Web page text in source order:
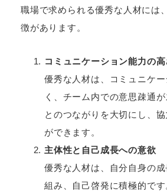
職場で求められる優秀な人材には
徴があります。
コミュニケーション能力の高
優秀な人材は、コミュニケ
く、チーム内での意思疎通
とのつながりを大切にし、
ができます。
主体性と自己成長への意欲
優秀な人材は、自分自身の
組み、自己啓発に積極的で